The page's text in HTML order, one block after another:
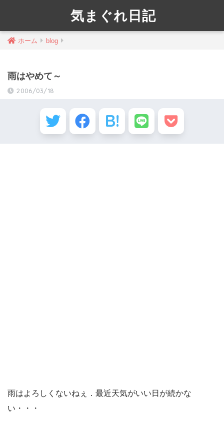
気まぐれ日記
ホーム blog
雨はやめて～
2006/03/18
雨はよろしくないねぇ．最近天気がいい日が続かな
い・・・